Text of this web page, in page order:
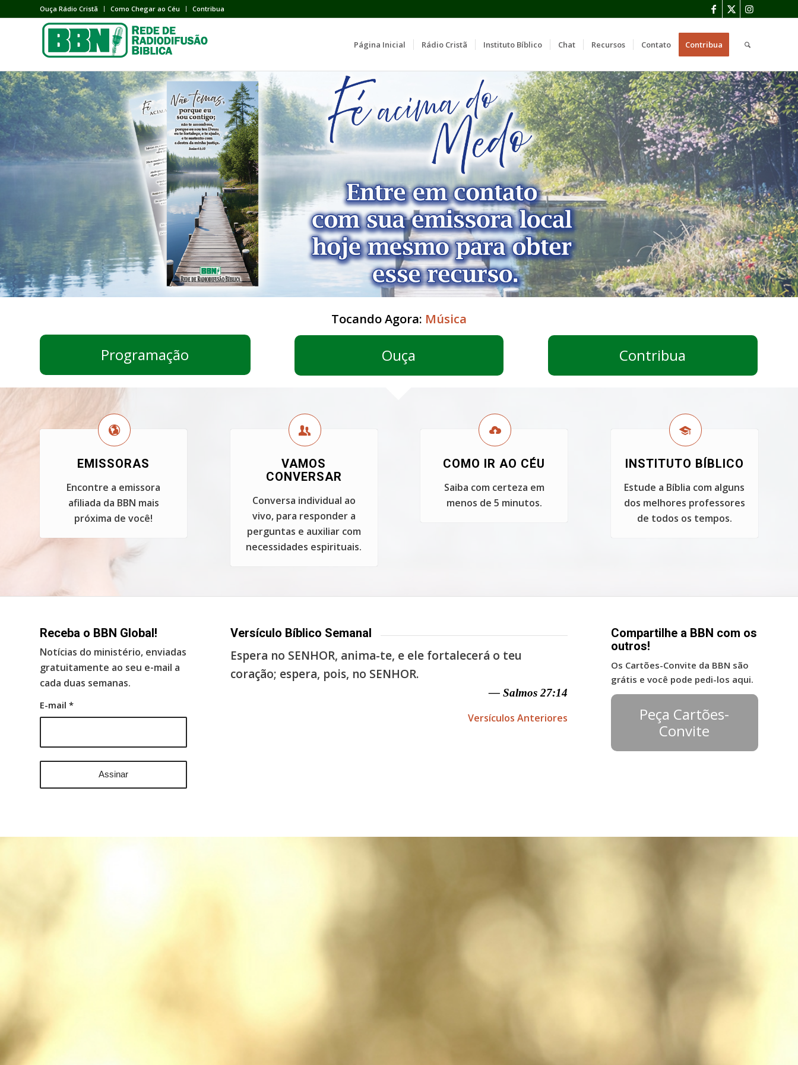
Ouça Rádio Cristã Como Chegar ao Céu Contribua
Página Inicial Rádio Cristã Instituto Bíblico Chat Recursos Contato Contribua
Tocando Agora: Música
Programação Ouça Contribua
EMISSORAS
Encontre a emissora
afiliada da BBN mais
próxima de você!
VAMOS
CONVERSAR
Conversa individual ao
vivo, para responder a
perguntas e auxiliar com
necessidades espirituais.
COMO IR AO CÉU
Saiba com certeza em
menos de 5 minutos.
INSTITUTO BÍBLICO
Estude a Bíblia com alguns
dos melhores professores
de todos os tempos.
Receba o BBN Global!
Notícias do ministério, enviadas
gratuitamente ao seu e-mail a
cada duas semanas.
E-mail *
Versículo Bíblico Semanal
Espera no SENHOR, anima-te, e ele fortalecerá o teu
coração; espera, pois, no SENHOR.
— Salmos 27:14
Versículos Anteriores
Compartilhe a BBN com os
outros!
Os Cartões-Convite da BBN são
grátis e você pode pedi-los aqui.
Peça Cartões-
Convite